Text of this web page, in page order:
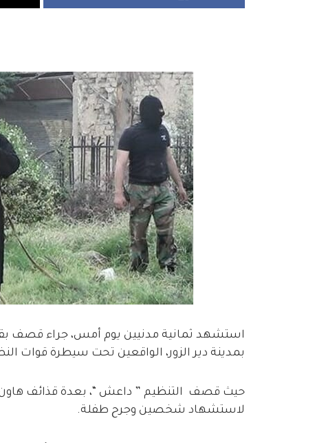
استشهد ثمانية مدنيين يوم أمس، جراء قصف
بمدينة دير الزور، الواقعين تحت سيطرة قوات
حيث قصف التنظيم ” داعش “، بعدة قذائف
لاستشهاد شخصين وجرح طفلة.